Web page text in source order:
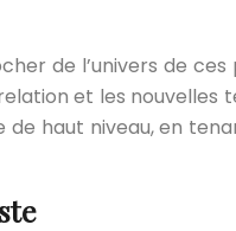
de l’univers de
et les nouvelles
haut niveau, en